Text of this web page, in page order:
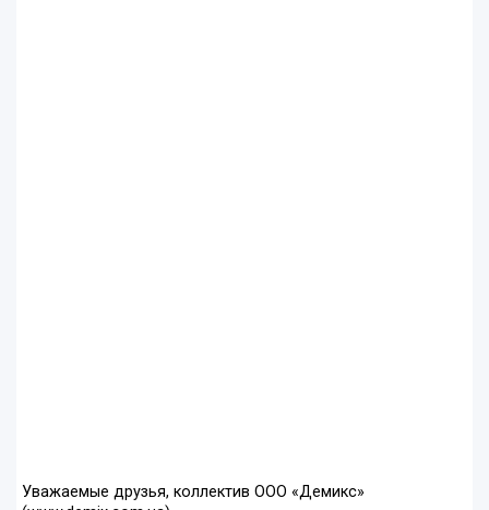
Уважаемые друзья, коллектив ООО «Демикс»